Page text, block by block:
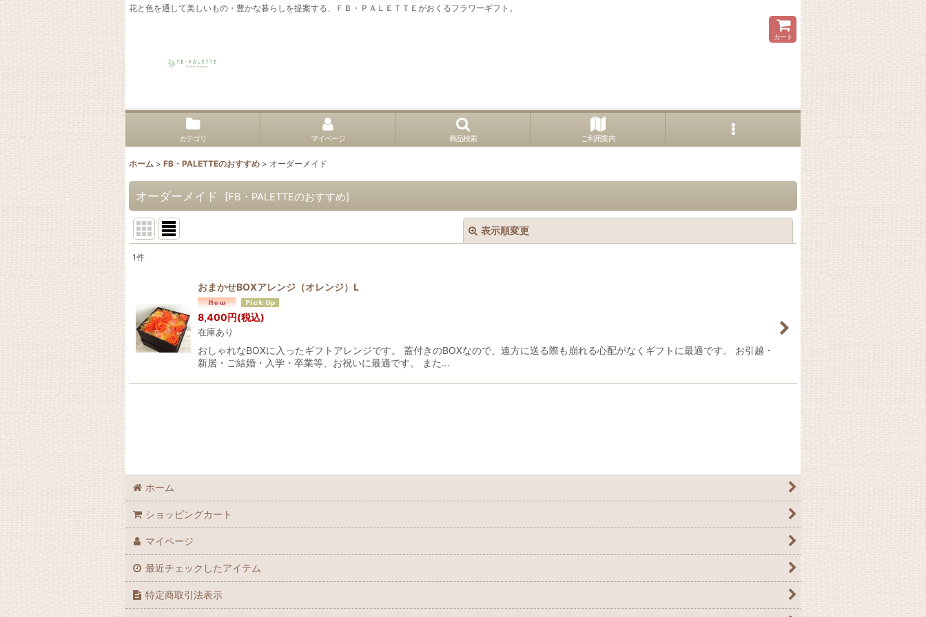
花と色を通して美しいもの・豊かな暮らしを提案する、ＦＢ・ＰＡＬＥＴＴＥがおくるフラワーギフト。
カート
カテゴリ マイページ 商品検索 ご利用案内
ホーム > FB・PALETTEのおすすめ > オーダーメイド
オーダーメイド [FB・PALETTEのおすすめ]
表示順変更
並び順:
絞り込む
1件
おまかせBOXアレンジ（オレンジ）L
8,400円(税込)
在庫あり
おしゃれなBOXに入ったギフトアレンジです。 蓋付きのBOXなので、遠方に送る際も崩れる心配がなくギフトに最適です。 お引越・
新居・ご結婚・入学・卒業等、お祝いに最適です。 また…
ホーム
ショッピングカート
マイページ
最近チェックしたアイテム
特定商取引法表示